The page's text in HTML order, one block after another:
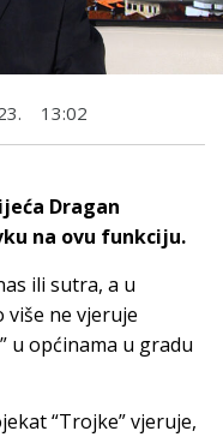
13:02
Dragan
na ovu funkciju.
ili sutra, a u
više ne vjeruje
u općinama u gradu
“Trojke” vjeruje,